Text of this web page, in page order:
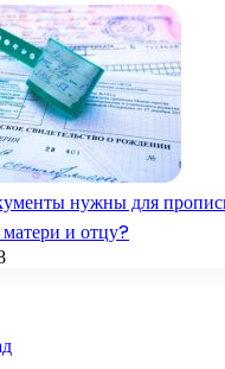
нужны для
и отцу?